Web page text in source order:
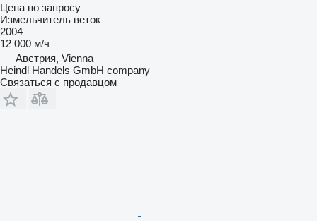
Цена по запросу
Измельчитель веток
2004
12 000 м/ч
Австрия, Vienna
Heindl Handels GmbH company
Связаться с продавцом